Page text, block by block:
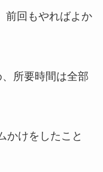
前回もやればよか
所要時間は全部
かけをしたこと